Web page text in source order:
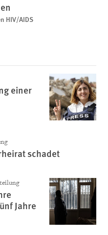
HIV/AIDS
einer
schadet
Jahre